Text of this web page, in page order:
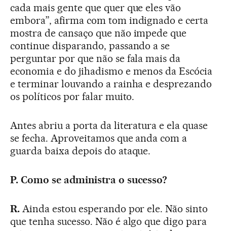
cada mais gente que quer que eles vão
embora”, afirma com tom indignado e certa
mostra de cansaço que não impede que
continue disparando, passando a se
perguntar por que não se fala mais da
economia e do jihadismo e menos da Escócia
e terminar louvando a rainha e desprezando
os políticos por falar muito.
Antes abriu a porta da literatura e ela quase
se fecha. Aproveitamos que anda com a
guarda baixa depois do ataque.
P. Como se administra o sucesso?
R.Ainda estou esperando por ele. Não sinto
que tenha sucesso. Não é algo que digo para